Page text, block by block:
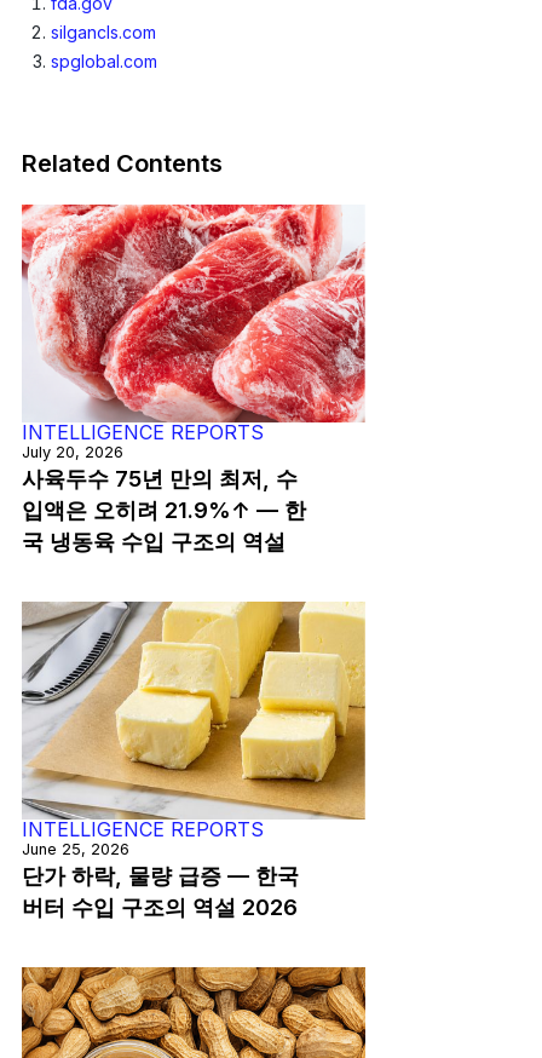
silgancls.com
spglobal.com
Related Contents
INTELLIGENCE REPORTS
July 20, 2026
사육두수 75년 만의 최저, 수
입액은 오히려 21.9%↑ — 한
국 냉동육 수입 구조의 역설
INTELLIGENCE REPORTS
June 25, 2026
단가 하락, 물량 급증 — 한국
버터 수입 구조의 역설 2026